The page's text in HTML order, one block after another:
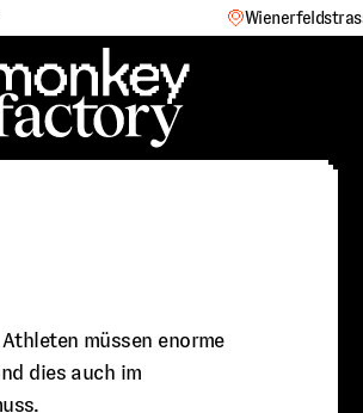
müssen enorme
dies auch im